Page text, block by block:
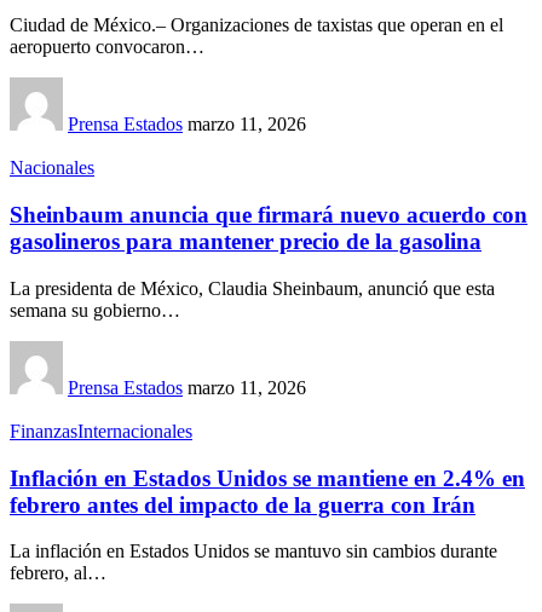
Ciudad de México.– Organizaciones de taxistas que operan en el
aeropuerto convocaron…
Prensa Estados marzo 11, 2026
Nacionales
Sheinbaum anuncia que firmará nuevo acuerdo con
gasolineros para mantener precio de la gasolina
La presidenta de México, Claudia Sheinbaum, anunció que esta
semana su gobierno…
Prensa Estados marzo 11, 2026
FinanzasInternacionales
Inflación en Estados Unidos se mantiene en 2.4% en
febrero antes del impacto de la guerra con Irán
La inflación en Estados Unidos se mantuvo sin cambios durante
febrero, al…